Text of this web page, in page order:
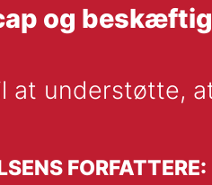
og
at understøtte,
FORFATTERE: